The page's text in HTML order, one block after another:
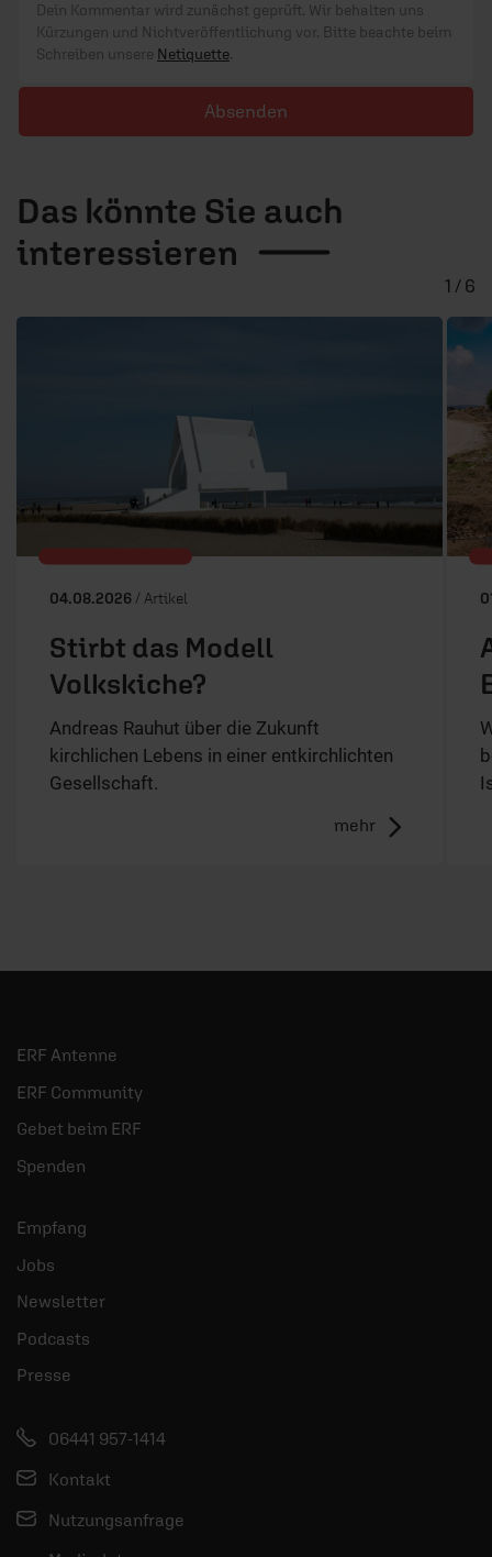
Dein Kommentar wird zunächst geprüft. Wir behalten uns
Kürzungen und Nichtveröffentlichung vor. Bitte beachte beim
Schreiben unsere Netiquette.
Absenden
Das könnte Sie auch
interessieren
04.08.2026 / Artikel
Stirbt das Modell
Volkskiche?
Andreas Rauhut über die Zukunft
kirchlichen Lebens in einer entkirchlichten
Gesellschaft.
mehr
1 / 6
ERF Antenne
ERF Community
Gebet beim ERF
Spenden
Empfang
Jobs
Newsletter
Podcasts
Presse
06441 957-1414
Kontakt
Nutzungsanfrage